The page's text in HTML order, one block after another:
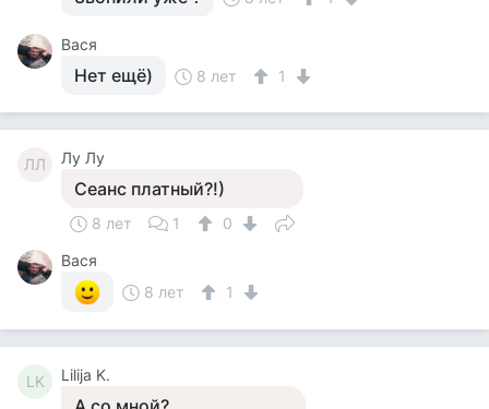
Вася
Нет ещё) 8 лет 1
ЛЛ Лу Лу
Сеанс платный?!)
8 лет 1
0
Вася
8 лет
1
LK Lilija K.